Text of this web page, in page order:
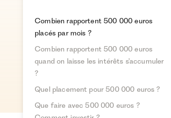
Combien rapportent 500 000 euros
placés par mois ?
Combien rapportent 500 000 euros
quand on laisse les intérêts s'accumuler
?
Quel placement pour 500 000 euros ?
Que faire avec 500 000 euros ?